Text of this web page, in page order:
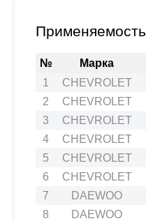
Применяемость
№ Марка
1
CHEVROLET
2
CHEVROLET
3
CHEVROLET
4
CHEVROLET
5
CHEVROLET
6
CHEVROLET
7
DAEWOO
8
DAEWOO